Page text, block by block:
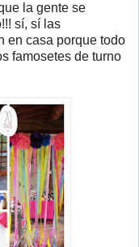
la gente se
sí, sí las
en casa porque todo
famosetes de turno